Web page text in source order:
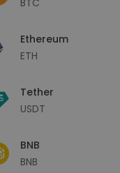
Ethereum
ETH
Tether
USDT
BNB
BNB